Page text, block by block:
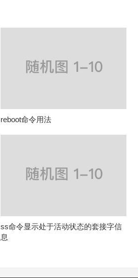
reboot命令用法
ss命令显示处于活动状态的套接字信
息